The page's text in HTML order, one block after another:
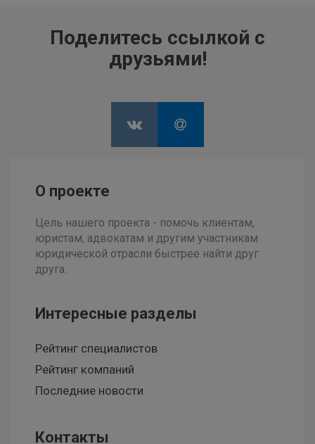
Поделитесь ссылкой с
друзьями!
О проекте
Цель нашего проекта - помочь клиентам,
юристам, адвокатам и другим участникам
юридической отрасли быстрее найти друг
друга.
Интересные разделы
Рейтинг специалистов
Рейтинг компаний
Последние новости
Контакты